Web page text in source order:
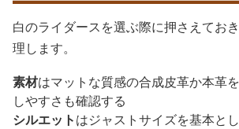
白のライダースを選ぶ際に押さえてお
理します。
素材はマットな質感の合成皮革か本革
しやすさも確認する
シルエットはジャストサイズを基本と